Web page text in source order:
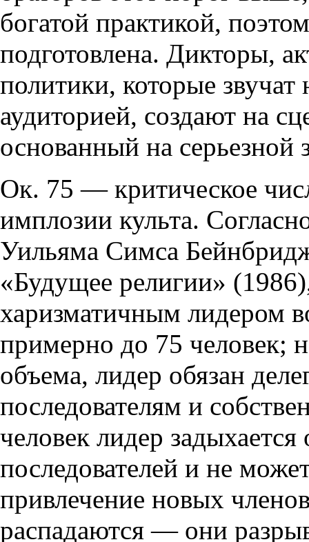
богатой практикой,
подготовлена. Дикторы,
политики, которые
аудиторией, создают на
основанный на серьезной
Ок. 75 — критическое
имплозии культа.
Уильяма Симса
«Будущее религии»
харизматичным лидером
примерно до 75 человек;
объема, лидер обязан
последователям и
человек лидер
последователей и не
привлечение новых
распадаются — они